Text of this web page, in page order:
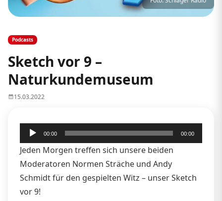
Podcasts
Sketch vor 9 –
Naturkundemuseum
15.03.2022
Audio-
Player
00:00 00:00
Jeden Morgen treffen sich unsere beiden
Moderatoren Normen Sträche und Andy
Schmidt für den gespielten Witz – unser Sketch
vor 9!